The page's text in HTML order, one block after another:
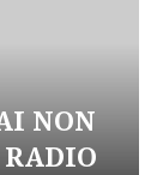
NON